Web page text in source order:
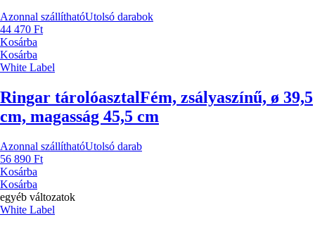
Azonnal szállíthatóUtolsó darabok
44 470 Ft
Kosárba
Kosárba
White Label
Ringar tárolóasztalFém, zsályaszínű, ø 39,5
cm, magasság 45,5 cm
Azonnal szállíthatóUtolsó darab
56 890 Ft
Kosárba
Kosárba
egyéb változatok
White Label